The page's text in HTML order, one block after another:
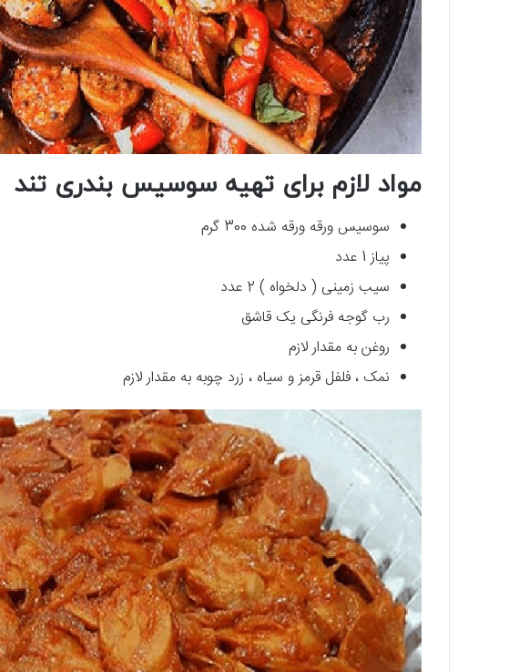
مواد لازم برای تهیه سوسیس بندری تند
سوسیس ورقه ورقه شده 300 گرم
پیاز 1 عدد
سیب زمینی ( دلخواه ) 2 عدد
رب گوجه فرنگی یک قاشق
روغن به مقدار لازم
نمک ، فلفل قرمز و سیاه ، زرد چوبه به مقدار لازم